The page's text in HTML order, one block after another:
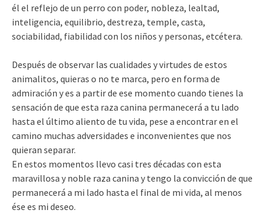
él el reflejo de un perro con poder, nobleza, lealtad,
inteligencia, equilibrio, destreza, temple, casta,
sociabilidad, fiabilidad con los niños y personas, etcétera.
Después de observar las cualidades y virtudes de estos
animalitos, quieras o no te marca, pero en forma de
admiración y es a partir de ese momento cuando tienes la
sensación de que esta raza canina permanecerá a tu lado
hasta el último aliento de tu vida, pese a encontrar en el
camino muchas adversidades e inconvenientes que nos
quieran separar.
En estos momentos llevo casi tres décadas con esta
maravillosa y noble raza canina y tengo la convicción de que
permanecerá a mi lado hasta el final de mi vida, al menos
ése es mi deseo.